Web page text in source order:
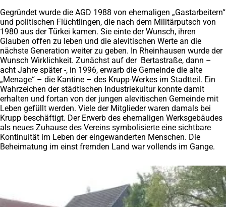
Gegründet wurde die AGD 1988 von ehemaligen „Gastarbeitern“
und politischen Flüchtlingen, die nach dem Militärputsch von
1980 aus der Türkei kamen. Sie einte der Wunsch, ihren
Glauben offen zu leben und die alevitischen Werte an die
nächste Generation weiter zu geben. In Rheinhausen wurde der
Wunsch Wirklichkeit. Zunächst auf der Bertastraße, dann –
acht Jahre später -, in 1996, erwarb die Gemeinde die alte
„Menage“ – die Kantine – des Krupp-Werkes im Stadtteil. Ein
Wahrzeichen der städtischen Industriekultur konnte damit
erhalten und fortan von der jungen alevitischen Gemeinde mit
Leben gefüllt werden. Viele der Mitglieder waren damals bei
Krupp beschäftigt. Der Erwerb des ehemaligen Werksgebäudes
als neues Zuhause des Vereins symbolisierte eine sichtbare
Kontinuität im Leben der eingewanderten Menschen. Die
Beheimatung im einst fremden Land war vollends im Gange.